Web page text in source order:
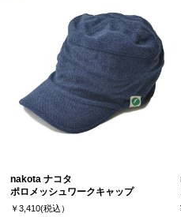
nakota ナコタ
ポロメッシュワークキャップ
￥3,410(税込）